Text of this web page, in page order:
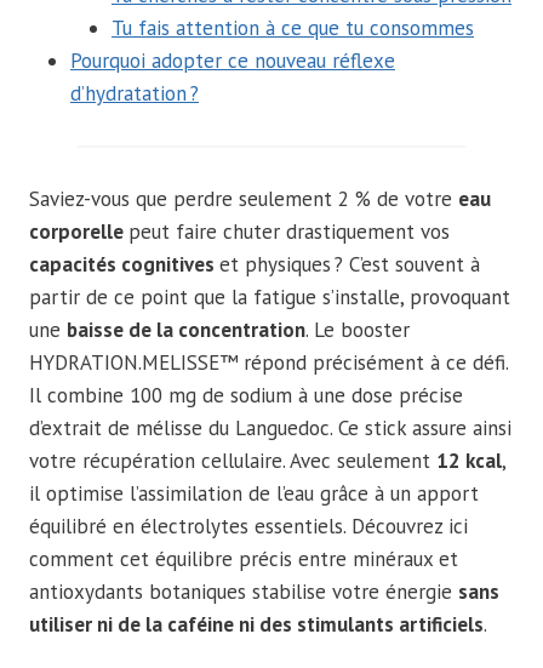
Tu fais attention à ce que tu consommes
Pourquoi adopter ce nouveau réflexe
d’hydratation ?
Saviez-vous que perdre seulement 2 % de votre eau
corporelle peut faire chuter drastiquement vos
capacités cognitives et physiques ? C’est souvent à
partir de ce point que la fatigue s’installe, provoquant
une baisse de la concentration. Le booster
HYDRATION.MELISSE™ répond précisément à ce défi.
Il combine 100 mg de sodium à une dose précise
d’extrait de mélisse du Languedoc. Ce stick assure ainsi
votre récupération cellulaire. Avec seulement 12 kcal,
il optimise l’assimilation de l’eau grâce à un apport
équilibré en électrolytes essentiels. Découvrez ici
comment cet équilibre précis entre minéraux et
antioxydants botaniques stabilise votre énergie sans
utiliser ni de la caféine ni des stimulants artificiels.